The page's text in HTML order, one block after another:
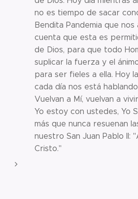
no es tiempo de sacar
Bendita Pandemia que
cuenta que esta es
de Dios, para que todo
suplicar la fuerza y el
para ser fieles a ella. Hoy
cada día nos está
Vuelvan a Mí, vuelvan a
Yo estoy con ustedes, Yo
más que nunca resuenan
nuestro San Juan Pablo II:
Cristo."